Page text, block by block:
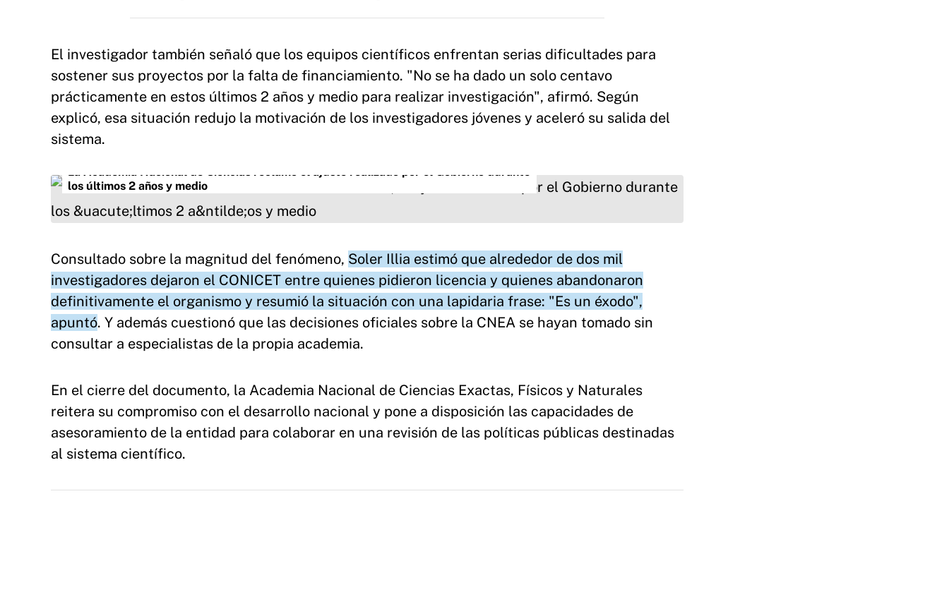
El investigador también señaló que los equipos científicos enfrentan serias dificultades para
sostener sus proyectos por la falta de financiamiento. "No se ha dado un solo centavo
prácticamente en estos últimos 2 años y medio para realizar investigación", afirmó. Según
explicó, esa situación redujo la motivación de los investigadores jóvenes y aceleró su salida del
sistema.
La Academia Nacional de Ciencias reclamó el ajuste realizado por el Gobierno durante
los últimos 2 años y medio
Consultado sobre la magnitud del fenómeno, Soler Illia estimó que alrededor de dos mil
investigadores dejaron el CONICET entre quienes pidieron licencia y quienes abandonaron
definitivamente el organismo y resumió la situación con una lapidaria frase: "Es un éxodo",
apuntó. Y además cuestionó que las decisiones oficiales sobre la CNEA se hayan tomado sin
consultar a especialistas de la propia academia.
En el cierre del documento, la Academia Nacional de Ciencias Exactas, Físicos y Naturales
reitera su compromiso con el desarrollo nacional y pone a disposición las capacidades de
asesoramiento de la entidad para colaborar en una revisión de las políticas públicas destinadas
al sistema científico.